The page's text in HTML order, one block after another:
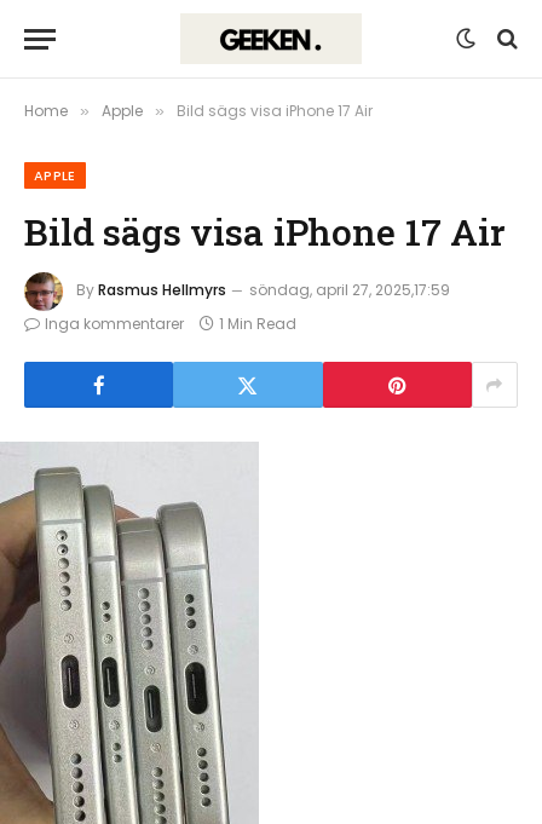
Home » Apple » Bild sägs visa iPhone 17 Air
APPLE
Bild sägs visa iPhone 17 Air
ByRasmus Hellmyrs
söndag, april 27, 2025,17:59
Inga kommentarer
1 Min Read